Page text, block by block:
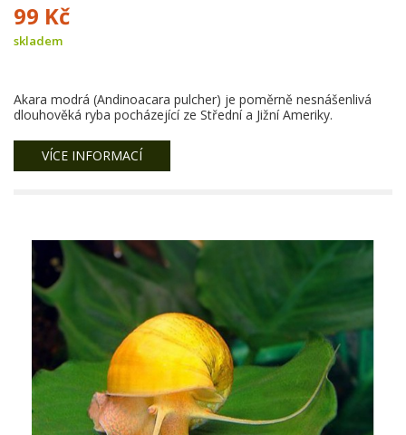
99 Kč
skladem
Akara modrá (Andinoacara pulcher) je poměrně nesnášenlivá
dlouhověká ryba pocházející ze Střední a Jižní Ameriky.
VÍCE INFORMACÍ